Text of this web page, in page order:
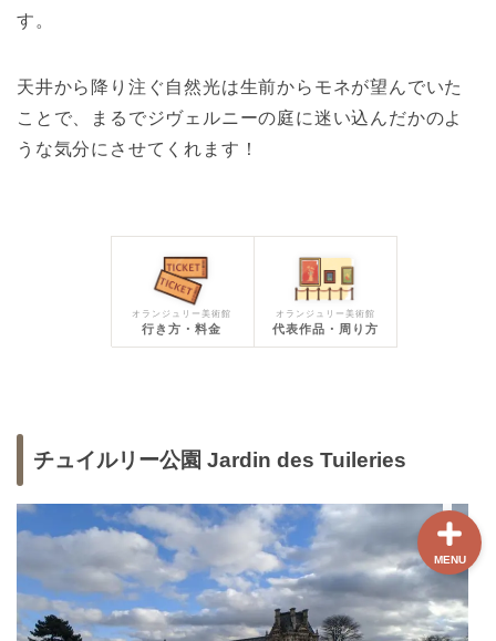
す。
天井から降り注ぐ自然光は生前からモネが望んでいた
ことで、まるでジヴェルニーの庭に迷い込んだかのよ
うな気分にさせてくれます！
オランジュリー美術館
行き方・料金
オランジュリー美術館
代表作品・周り方
チュイルリー公園 Jardin des Tuileries
MENU
【最新版】パリ治安情報
当サイト限定クーポン